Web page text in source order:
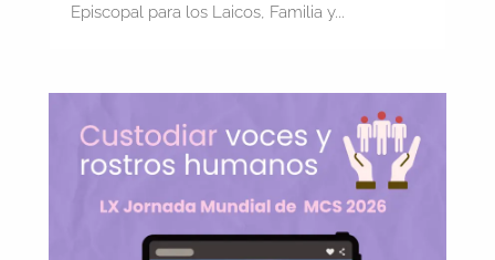
Episcopal para los Laicos, Familia y...